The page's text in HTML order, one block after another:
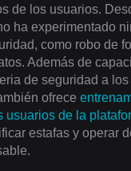
de los usuarios.
ha experimentado
como robo de
Además de
de seguridad a
ofrece
usuarios de la
estafas y operar